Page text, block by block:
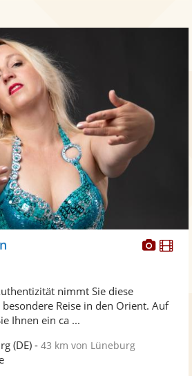
nimmt Sie diese
Reise in den Orient. Auf
Ihnen ein ca ...
(DE) -43 km von Lüneburg